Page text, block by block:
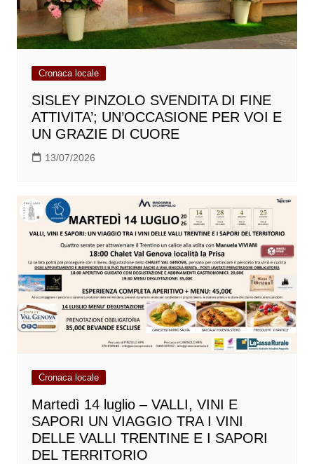
Cronaca locale
SISLEY PINZOLO SVENDITA DI FINE
ATTIVITA’; UN’OCCASIONE PER VOI E
UN GRAZIE DI CUORE
13/07/2026
Cronaca locale
Martedì 14 luglio – VALLI, VINI E
SAPORI UN VIAGGIO TRA I VINI
DELLE VALLI TRENTINE E I SAPORI
DEL TERRITORIO